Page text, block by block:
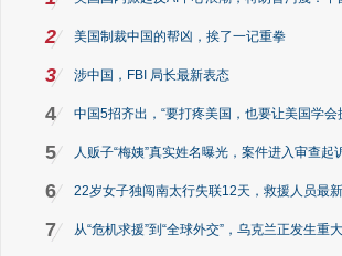
2 美国制裁中国的帮凶，挨了一记重拳
3 涉中国，FBI 局长最新表态
4 中国5招齐出，“要打疼美国，也要让美国学会
5 人贩子“梅姨”真实姓名曝光，案件进入审查起
6 22岁女子独闯南太行失联12天，救援人员最
7 从“危机求援”到“全球外交”，乌克兰正发生重